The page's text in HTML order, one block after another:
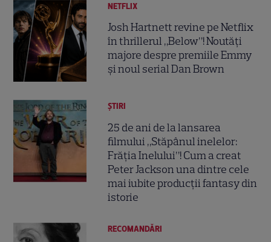
NETFLIX
Josh Hartnett revine pe Netflix
în thrillerul „Below”! Noutăți
majore despre premiile Emmy
și noul serial Dan Brown
ȘTIRI
25 de ani de la lansarea
filmului „Stăpânul inelelor:
Frăția Inelului”! Cum a creat
Peter Jackson una dintre cele
mai iubite producții fantasy din
istorie
RECOMANDĂRI